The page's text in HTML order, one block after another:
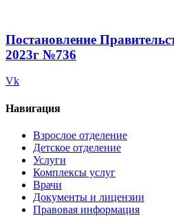
Постановление
2023г №736
Vk
Навигация
Взрослое отделение
Детское отделение
Услуги
Комплексы услуг
Врачи
Документы и лицензии
Правовая информация